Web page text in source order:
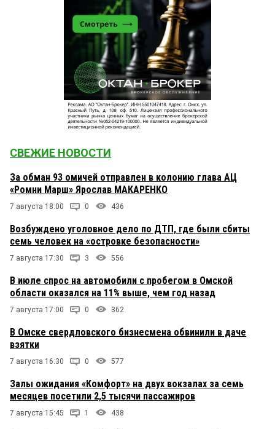
СВЕЖИЕ НОВОСТИ
За обман 93 омичей отправлен в колонию глава АЦ
«Ромни Марш» Ярослав МАКАРЕНКО
7 августа 18:00 0 436
Возбуждено уголовное дело по ДТП, где были сбиты
семь человек на «островке безопасности»
7 августа 17:30 3 556
В июле спрос на автомобили с пробегом в Омской
области оказался на 11% выше, чем год назад
7 августа 17:00 0 362
В Омске свердловского бизнесмена обвинили в даче
взятки
7 августа 16:30 0 577
Залы ожидания «Комфорт» на двух вокзалах за семь
месяцев посетили 2,5 тысячи пассажиров
7 августа 15:45 1 438